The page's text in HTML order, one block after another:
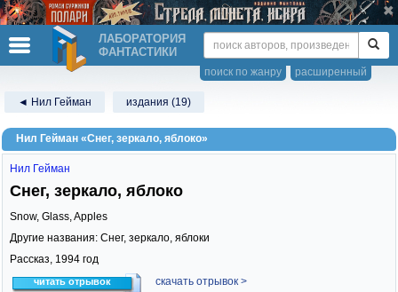
ЛАБОРАТОРИЯ
ФАНТАСТИКИ
расширенный
поиск по жанру
◄ Нил Гейман издания (19)
Нил Гейман «Снег, зеркало, яблоко»
Нил Гейман
Снег, зеркало, яблоко
Snow, Glass, Apples
Другие названия: Снег, зеркало, яблоки
Рассказ, 1994 год
читать отрывок скачать отрывок >